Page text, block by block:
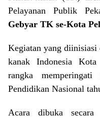
Pelayanan Publik
Gebyar TK se-Kota
Kegiatan yang diinisiasi
kanak Indonesia Kota
rangka memperingati
Pendidikan Nasional
Acara dibuka